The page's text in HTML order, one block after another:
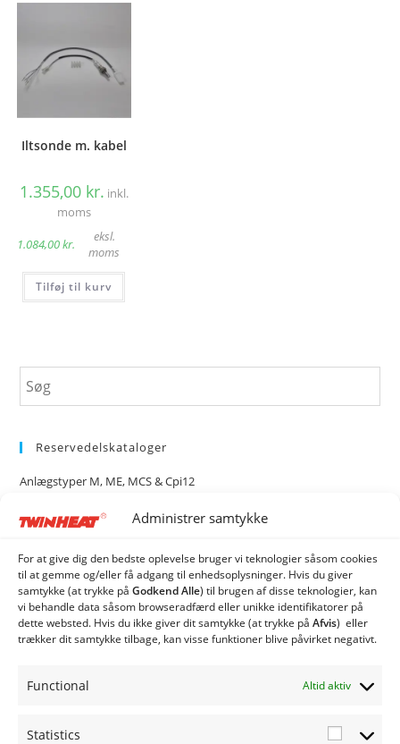
Administrer samtykke
For at give dig den bedste oplevelse bruger vi teknologier såsom cookies
til at gemme og/eller få adgang til enhedsoplysninger. Hvis du giver
samtykke (at trykke på Godkend Alle) til brugen af ​​disse teknologier, kan
vi behandle data såsom browseradfærd eller unikke identifikatorer på
dette websted. Hvis du ikke giver dit samtykke (at trykke på Afvis) eller
trækker dit samtykke tilbage, kan visse funktioner blive påvirket negativt.
Functional Altid aktiv
Statistics
Iltsonde m. kabel
1.355,00 kr. inkl.
moms
1.084,00kr.
eksl.
moms
Tilføj til kurv
Reservedelskataloger
Anlægstyper M, ME, MCS & Cpi12
Anlægstyper CS120i, CS150i & CS250i
Rotag 2500 & 4500
Reservedelskatalog TW-1
Kategorier
Twinheat Anlæg